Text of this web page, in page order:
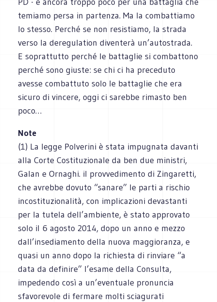
temiamo persa in partenza. Ma la combattiamo
lo stesso. Perché se non resistiamo, la strada
verso la deregulation diventerà un’autostrada.
E soprattutto perché le battaglie si combattono
perché sono giuste: se chi ci ha preceduto
avesse combattuto solo le battaglie che era
sicuro di vincere, oggi ci sarebbe rimasto ben
poco…
Note
(1) La legge Polverini è stata impugnata davanti
alla Corte Costituzionale da ben due ministri,
Galan e Ornaghi. il provvedimento di Zingaretti,
che avrebbe dovuto “sanare” le parti a rischio
incostituzionalità, con implicazioni devastanti
per la tutela dell’ambiente, è stato approvato
solo il 6 agosto 2014, dopo un anno e mezzo
dall’insediamento della nuova maggioranza, e
quasi un anno dopo la richiesta di rinviare “a
data da definire” l’esame della Consulta,
impedendo così a un’eventuale pronuncia
sfavorevole di fermare molti sciagurati